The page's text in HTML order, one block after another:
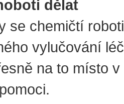
dělat
se chemičtí
vylučování
na to místo v